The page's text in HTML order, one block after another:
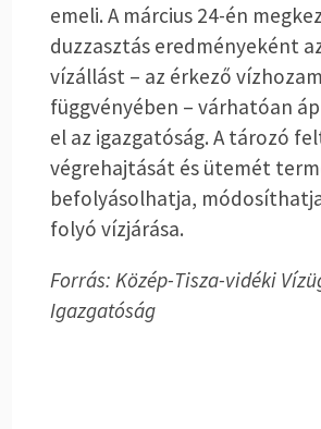
emeli. A március 24-én
duzzasztás eredményeként
vízállást – az érkező vízhozam
függvényében – várhatóan
el az igazgatóság. A tározó
végrehajtását és ütemét
befolyásolhatja,
folyó vízjárása.
Forrás: Közép-Tisza-vidéki
Igazgatóság